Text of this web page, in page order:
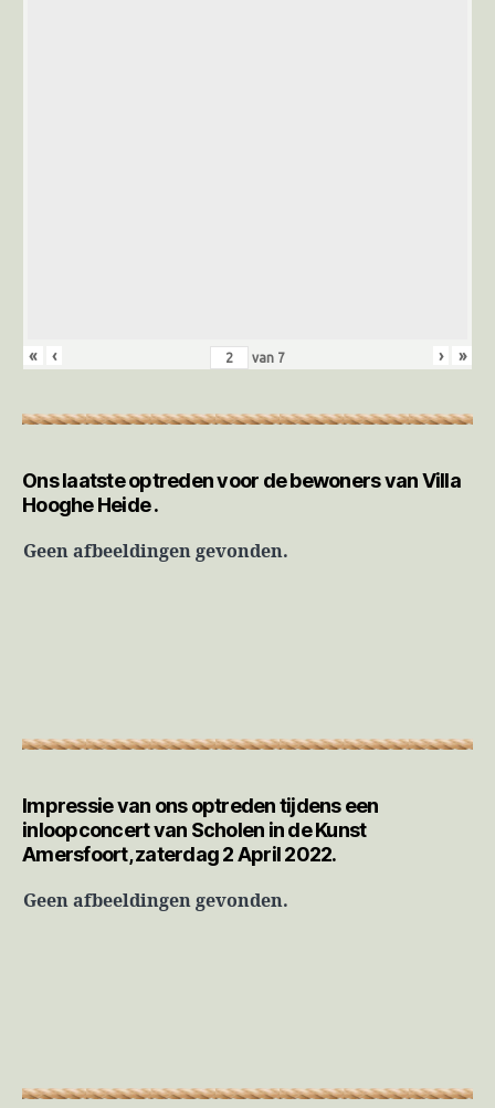
« ‹ van 7 › »
Ons laatste optreden voor de bewoners van Villa
Hooghe Heide .
Geen afbeeldingen gevonden.
Impressie van ons optreden tijdens een
inloopconcert van Scholen in de Kunst
Amersfoort, zaterdag 2 April 2022.
Geen afbeeldingen gevonden.